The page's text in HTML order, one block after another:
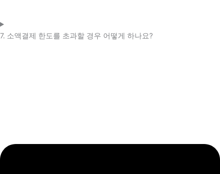
7. 소액결제 한도를 초과할 경우 어떻게 하나요?